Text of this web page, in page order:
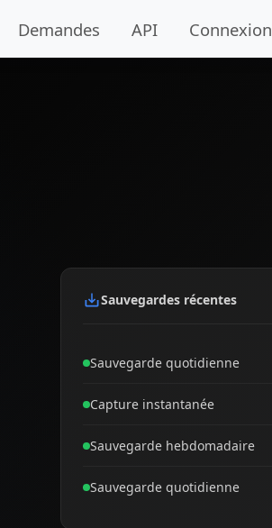
Demandes API Connexion
Sauvegardes récentes
Sauvegarde quotidienne
Capture instantanée
Sauvegarde hebdomadaire
Sauvegarde quotidienne